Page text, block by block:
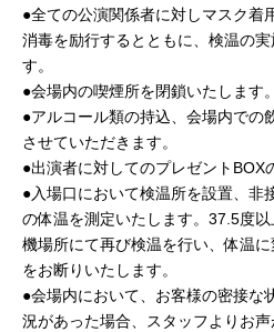
●全ての公演関係者に対しマスク着
消毒を励行するとともに、検温の
す。
●会場内の喫煙所を閉鎖いたします。
●アルコール類の持込、会場内での
させていただきます。
●出演者に対してのプレゼントBOX
●入場口において検温所を設置、非
の体温を測定いたします。37.5度
機場所にて再び検温を行い、体温
をお断りいたします。
●会場内において、お客様の密接な
況があった場合、スタッフよりお